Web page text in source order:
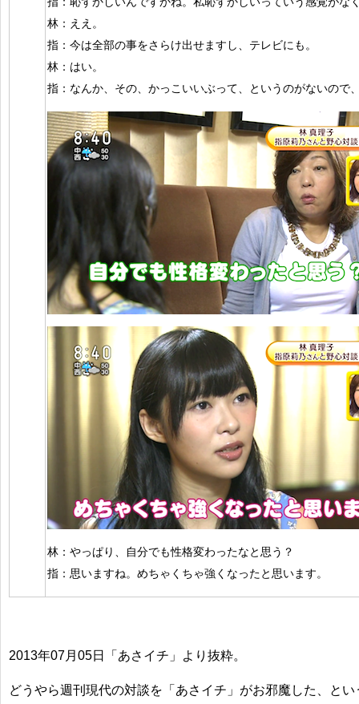
林：ええ。
指：今は全部の事をさらけ出せますし、テレビにも。
林：はい。
指：なんか、その、かっこいいぶって、というのがないので
林：やっぱり、自分でも性格変わったなと思う？
指：思いますね。めちゃくちゃ強くなったと思います。
2013年07月05日「あさイチ」より抜粋。
どうやら週刊現代の対談を「あさイチ」がお邪魔した、と